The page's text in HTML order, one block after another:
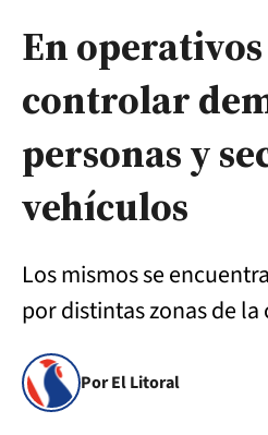
En
controlar
personas y
vehículos
Los mismos se
por distintas zonas de la
Por El Litoral